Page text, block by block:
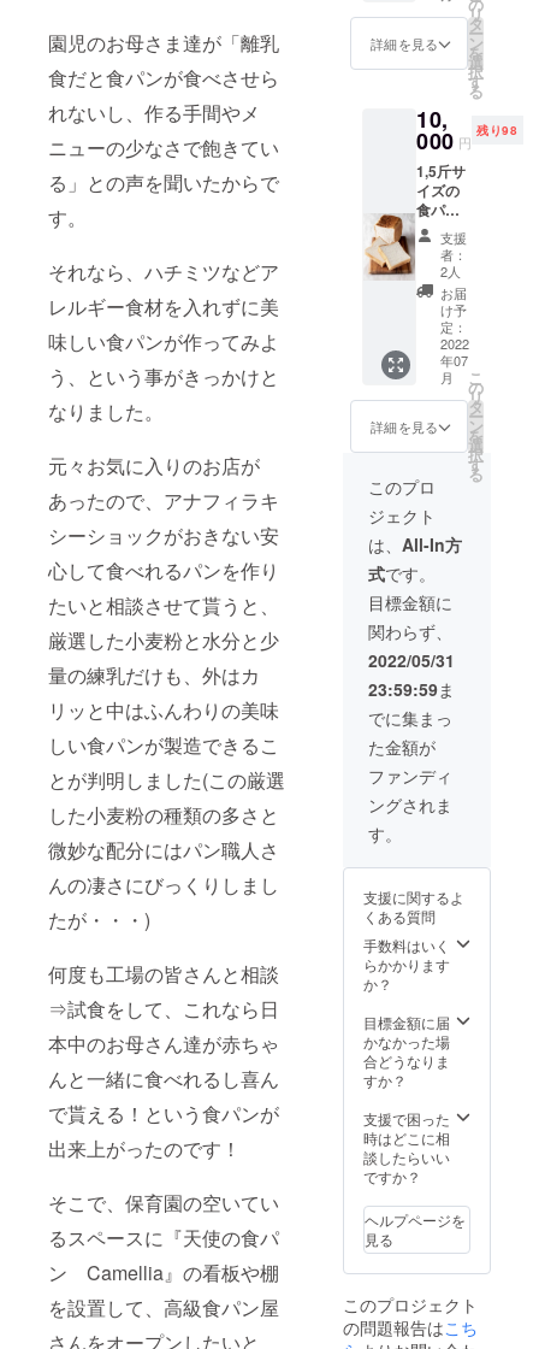
園児のお母さま達が「離乳
食だと食パンが食べさせら
れないし、作る手間やメ
ニューの少なさで飽きてい
る」との声を聞いたからで
す。
それなら、ハチミツなどア
レルギー食材を入れずに美
味しい食パンが作ってみよ
う、という事がきっかけと
なりました。
元々お気に入りのお店が
あったので、アナフィラキ
シーショックがおきない安
心して食べれるパンを作り
たいと相談させて貰うと、
厳選した小麦粉と水分と少
量の練乳だけも、外はカ
リッと中はふんわりの美味
しい食パンが製造できるこ
とが判明しました(この厳選
した小麦粉の種類の多さと
微妙な配分にはパン職人さ
んの凄さにびっくりしまし
たが・・・)
何度も工場の皆さんと相談
⇒試食をして、これなら日
本中のお母さん達が赤ちゃ
んと一緒に食べれるし喜ん
で貰える！という食パンが
出来上がったのです！
そこで、保育園の空いてい
るスペースに『天使の食パ
ン Camellia』の看板や棚
を設置して、高級食パン屋
さんをオープンしたいと
ツ1枚
(S,M.L
から1種
類) ※計6
内、1カ
月の内
に計3回
(2回郵
送、1回
受取)や
月2回郵
送など
ご希望
通りの
変更も
可能で
称 パ
ン類 サ
イズ
1.5斤
度） 重
量 500g
程度 保
存方
法 常
温保存
は賞味
期限3日
冷凍保
存は賞
味期限
14日 ※
定価は
1.5斤
900円と
なりま
す。 リ
ターン
830円と
なり、
送料込
みの価
格とな
りま
及び添
加物等
の食品
商品の
ラベル
に表記
されま
品開封
前には
必ずお
届けの
ンに貼
付され
詳細を見る
リ
タ
ー
ン
を
選
択
す
る
10,
000 円
残り98
1,5斤サ
イズの
食パン
を1カ月
に2回計
12回お
届けも
しくは
店舗受
取とブ
レッド
ナイフ1
本(カ
ラーは
赤、黄
色、オ
レン
ジ、
緑、青
からラ
ンダム)
※計12回
の内、1
カ月の
内に計4
回(2回
郵送、2
回受取)
や月4回
郵送な
どご希
望通り
の変更
も可能
ン類 サ
1.5斤
（12×2
0cm程
度） 重
量 500g
存方
法 常
温保存
は賞味
冷凍保
存は賞
味期限
14日 ※
1.5斤
900円と
なりま
す。 リ
商品は
1.5斤約
支援
者：
2人
お届
け予
定：
2022
年07
月
詳細を見る
こ
の
リ
タ
ー
ン
を
選
択
す
る
このプロ
ジェクト
は、 All-In方
式です。
目標金額に
関わらず、
2022/05/31
23:59:59ま
でに集まっ
た金額が
ファンディ
ングされま
す。
支援に関するよ
くある質問
手数料はいく
らかかります
か？
目標金額に届
かなかった場
合どうなりま
すか？
支援で困った
時はどこに相
談したらいい
ですか？
ヘルプページを
見る
このプロジェクト
の問題報告はこち